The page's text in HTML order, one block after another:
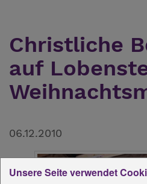
Christliche
auf
06.12.2010
Unsere Seite verwendet